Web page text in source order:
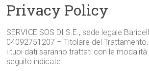
Privacy Policy
SERVICE SOS DI S.E., sede legale
04092751207 – Titolare del
i tuoi dati saranno trattati con le modalità
seguito indicate.